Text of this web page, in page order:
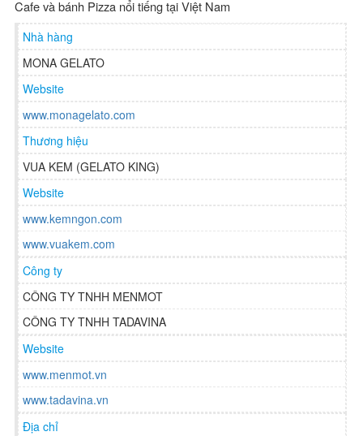
Cafe và bánh Pizza nổi tiếng tại Việt Nam
Nhà hàng
MONA GELATO
Website
www.monagelato.com
Thương hiệu
VUA KEM (GELATO KING)
Website
www.kemngon.com
www.vuakem.com
Công ty
CÔNG TY TNHH MENMOT
CÔNG TY TNHH TADAVINA
Website
www.menmot.vn
www.tadavina.vn
Địa chỉ